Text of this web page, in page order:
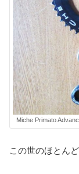
Miche Primato
この世のほとん